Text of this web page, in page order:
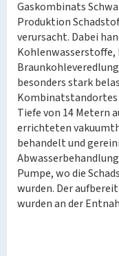
Gaskombinats
Produktion
verursacht. Dabei
Kohlenwasserstoffe,
besonders stark
Kombinatstandortes
Tiefe von 14 Metern
errichteten
behandelt und
Pumpe, wo die
wurden. Der
wurden an der